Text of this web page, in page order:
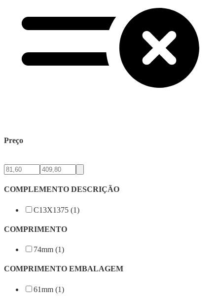
Preço
COMPLEMENTO DESCRIÇÃO
C13X1375 (1)
COMPRIMENTO
74mm (1)
COMPRIMENTO EMBALAGEM
61mm (1)